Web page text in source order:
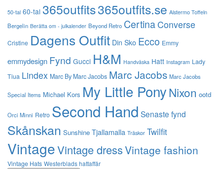
50-tal 60-tal 365outfits365outfits.se Alstermo Toffeln
Bergelin Berätta om - julkalender Beyond Retro CertinaConverse
Cristine Dagens Outfit Din Sko Ecco Emmy
emmydesign Fynd Gucci H&M Handväska Hatt Instagram Lady
Tiua Lindex Marc By Marc Jacobs Marc Jacobs Marc Jacobs
Special Items Michael Kors My Little PonyNixon ootd
Orci Minni Retro Second Hand Senaste fynd
Skånskan Sunshine Tjallamalla Träskor Twilfit
VintageVintage dressVintage fashion
Vintage Hats Westerblads hattaffär